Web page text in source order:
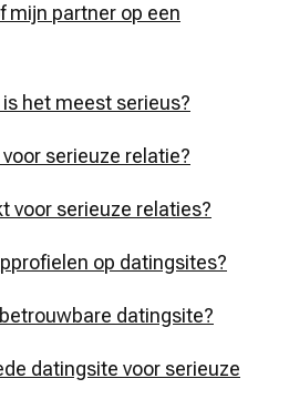
mijn partner op een
het meest serieus?
serieuze relatie?
voor serieuze relaties?
op datingsites?
datingsite?
datingsite voor serieuze